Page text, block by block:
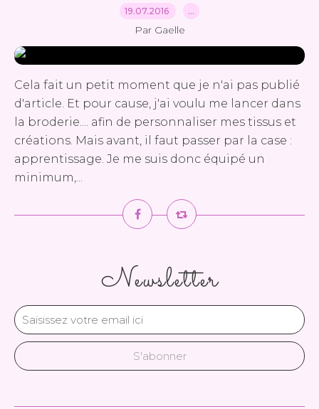
19.07.2016 …
Par Gaelle
Cela fait un petit moment que je n'ai pas publié
d'article. Et pour cause, j'ai voulu me lancer dans
la broderie.... afin de personnaliser mes tissus et
créations. Mais avant, il faut passer par la case :
apprentissage. Je me suis donc équipé un
minimum,...
Newsletter